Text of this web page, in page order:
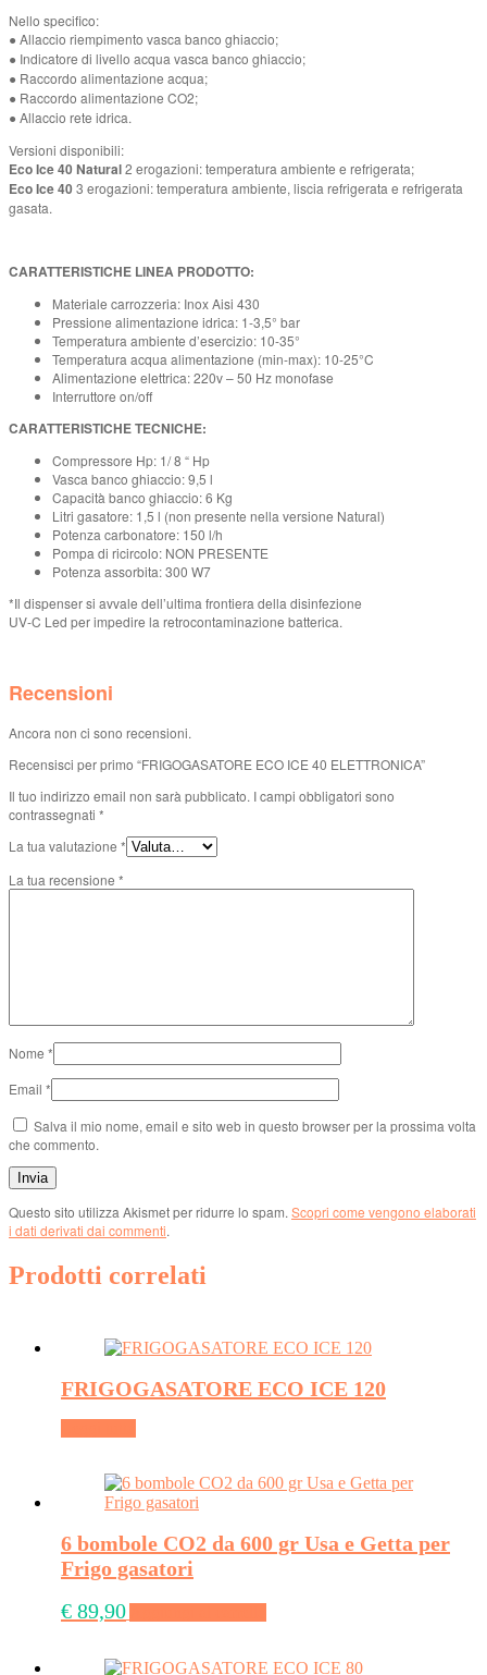
Nello specifico:
● Allaccio riempimento vasca banco ghiaccio;
● Indicatore di livello acqua vasca banco ghiaccio;
● Raccordo alimentazione acqua;
● Raccordo alimentazione CO2;
● Allaccio rete idrica.
Versioni disponibili:
Eco Ice 40 Natural2 erogazioni: temperatura ambiente e refrigerata;
Eco Ice 403 erogazioni: temperatura ambiente, liscia refrigerata e refrigerata
gasata.
CARATTERISTICHE LINEA PRODOTTO:
Materiale carrozzeria: Inox Aisi 430
Pressione alimentazione idrica: 1-3,5° bar
Temperatura ambiente d’esercizio: 10-35°
Temperatura acqua alimentazione (min-max): 10-25°C
Alimentazione elettrica: 220v – 50 Hz monofase
Interruttore on/off
CARATTERISTICHE TECNICHE:
Compressore Hp: 1/ 8 “ Hp
Vasca banco ghiaccio: 9,5 l
Capacità banco ghiaccio: 6 Kg
Litri gasatore: 1,5 l (non presente nella versione Natural)
Potenza carbonatore: 150 l/h
Pompa di ricircolo: NON PRESENTE
Potenza assorbita: 300 W7
*Il dispenser si avvale dell’ultima frontiera della disinfezione
UV-C Led per impedire la retrocontaminazione batterica.
Recensioni
Ancora non ci sono recensioni.
Recensisci per primo “FRIGOGASATORE ECO ICE 40 ELETTRONICA”
Il tuo indirizzo email non sarà pubblicato. I campi obbligatori sono
contrassegnati *
La tua valutazione *
La tua recensione *
Nome *
Email *
Salva il mio nome, email e sito web in questo browser per la prossima volta
che commento.
Questo sito utilizza Akismet per ridurre lo spam. Scopri come vengono elaborati
i dati derivati dai commenti.
Prodotti correlati
FRIGOGASATORE ECO ICE 120
6 bombole CO2 da 600 gr Usa e Getta per
Frigo gasatori
€ 89,90